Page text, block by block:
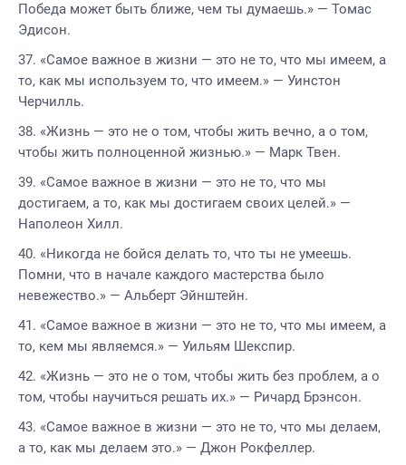
Победа может быть ближе, чем ты думаешь.» — Томас
Эдисон.
«Самое важное в жизни — это не то, что мы имеем, а
то, как мы используем то, что имеем.» — Уинстон
Черчилль.
«Жизнь — это не о том, чтобы жить вечно, а о том,
чтобы жить полноценной жизнью.» — Марк Твен.
«Самое важное в жизни — это не то, что мы
достигаем, а то, как мы достигаем своих целей.» —
Наполеон Хилл.
«Никогда не бойся делать то, что ты не умеешь.
Помни, что в начале каждого мастерства было
невежество.» — Альберт Эйнштейн.
«Самое важное в жизни — это не то, что мы имеем, а
то, кем мы являемся.» — Уильям Шекспир.
«Жизнь — это не о том, чтобы жить без проблем, а о
том, чтобы научиться решать их.» — Ричард Брэнсон.
«Самое важное в жизни — это не то, что мы делаем,
а то, как мы делаем это.» — Джон Рокфеллер.